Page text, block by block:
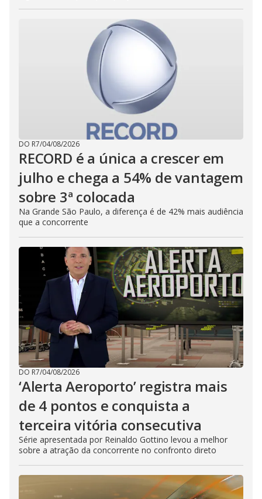
DO R7/04/08/2026
RECORD é a única a crescer em
julho e chega a 54% de vantagem
sobre 3ª colocada
Na Grande São Paulo, a diferença é de 42% mais audiência
que a concorrente
DO R7/04/08/2026
‘Alerta Aeroporto’ registra mais
de 4 pontos e conquista a
terceira vitória consecutiva
Série apresentada por Reinaldo Gottino levou a melhor
sobre a atração da concorrente no confronto direto